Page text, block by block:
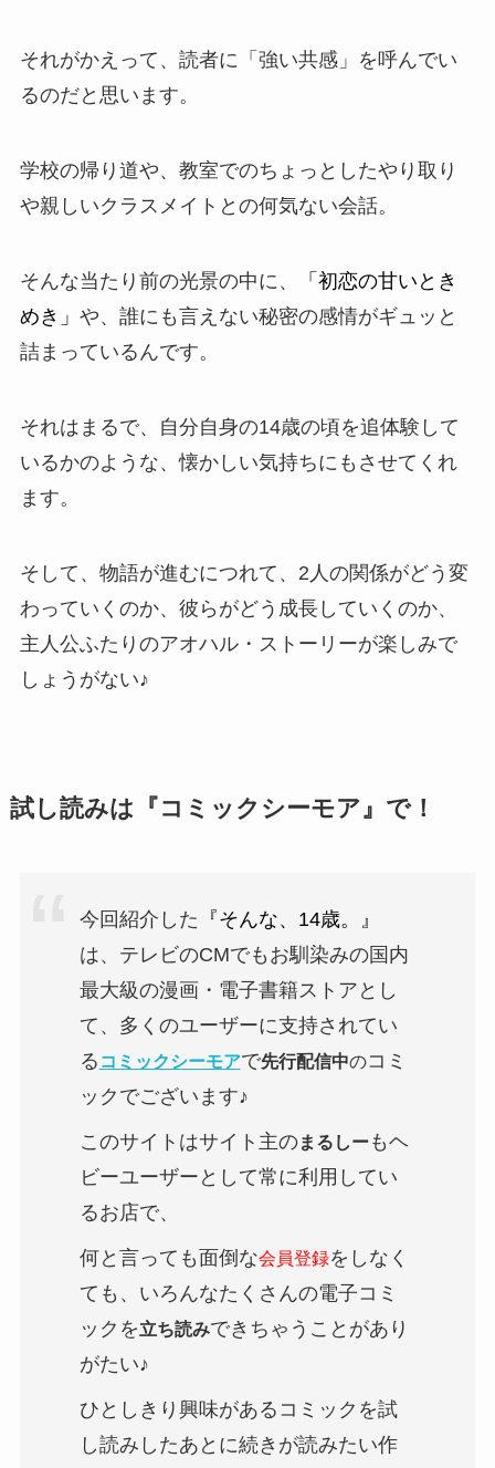
それがかえって、読者に「強い共感」を呼んでい
るのだと思います。
学校の帰り道や、教室でのちょっとしたやり取り
や親しいクラスメイトとの何気ない会話。
そんな当たり前の光景の中に、
「初恋の甘いとき
めき」 や、誰にも言えない秘密の感情がギュッと
詰まっているんです。
それはまるで、自分自身の14歳の頃を追体験して
いるかのような、懐かしい気持ちにもさせてくれ
ます。
そして、物語が進むにつれて、2人の関係がどう変
わっていくのか、彼らがどう成長していくのか、
主人公ふたりのアオハル・ストーリーが楽しみで
しょうがない♪
試し読みは『コミックシーモア』で！
今回紹介した 『そんな、14歳。』
は、テレビのCMでもお馴染みの国内
最大級の漫画・電子書籍ストアとし
て、多くのユーザーに支持されてい
る コミックシーモアで先行配信中のコミ
ックでございます♪
このサイトはサイト主のまるしーもヘ
ビーユーザーとして常に利用してい
るお店で、
何と言っても面倒な会員登録をしなく
ても、いろんなたくさんの電子コミ
ックを立ち読みできちゃうことがあり
がたい♪
ひとしきり興味があるコミックを試
し読みしたあとに続きが読みたい作